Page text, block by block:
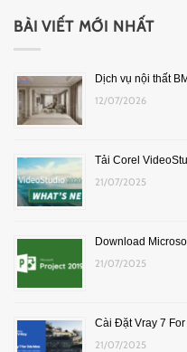
BÀI VIẾT MỚI NHẤT
Dịch vụ nội thất
12/07/2026
Tải Corel
21/07/2025
Download
21/07/2025
Cài Đặt Vray 7
21/07/2025